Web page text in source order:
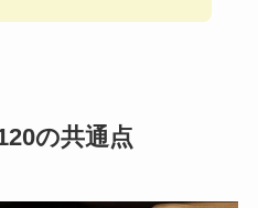
の共通点